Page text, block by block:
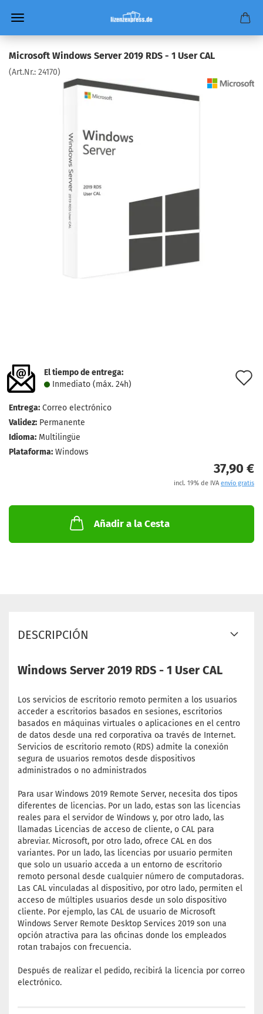
Microsoft Windows Server 2019 RDS - 1 User CAL
(Art.Nr.: 24170)
El tiempo de entrega:
Inmediato (máx. 24h)
Entrega: Correo electrónico
Validez: Permanente
Idioma: Multilingüe
Plataforma: Windows
37,90 €
incl. 19% de IVA envío gratis
Añadir a la Cesta
DESCRIPCIÓN
Windows Server 2019 RDS - 1 User CAL
Los servicios de escritorio remoto permiten a los usuarios
acceder a escritorios basados ​​en sesiones, escritorios
basados ​​en máquinas virtuales o aplicaciones en el centro
de datos desde una red corporativa oa través de Internet.
Servicios de escritorio remoto (RDS) admite la conexión
segura de usuarios remotos desde dispositivos
administrados o no administrados
Para usar Windows 2019 Remote Server, necesita dos tipos
diferentes de licencias. Por un lado, estas son las licencias
reales para el servidor de Windows y, por otro lado, las
llamadas Licencias de acceso de cliente, o CAL para
abreviar. Microsoft, por otro lado, ofrece CAL en dos
variantes. Por un lado, las licencias por usuario permiten
que solo un usuario acceda a un entorno de escritorio
remoto personal desde cualquier número de computadoras.
Las CAL vinculadas al dispositivo, por otro lado, permiten el
acceso de múltiples usuarios desde un solo dispositivo
cliente. Por ejemplo, las CAL de usuario de Microsoft
Windows Server Remote Desktop Services 2019 son una
opción atractiva para las oficinas donde los empleados
rotan trabajos con frecuencia.
Después de realizar el pedido, recibirá la licencia por correo
electrónico.